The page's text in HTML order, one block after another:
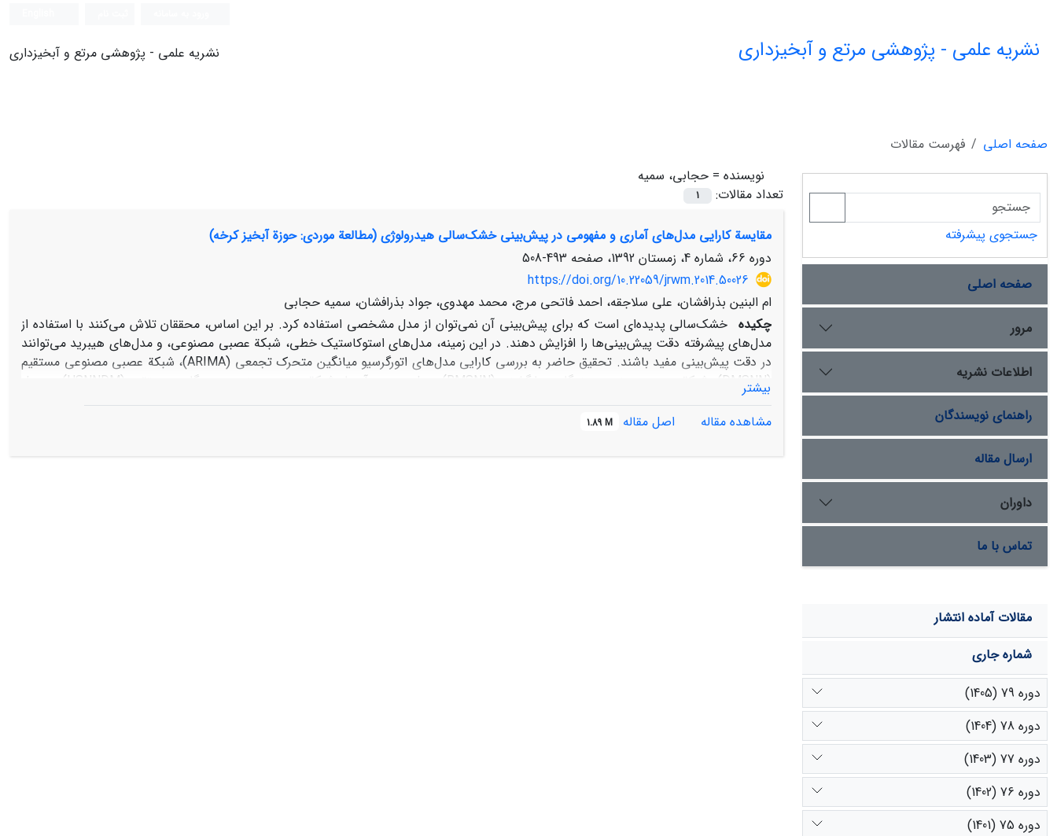
نشریه علمی - پژوهشی مرتع و آبخیزداری نشریه علمی - پژوهشی مرتع و آبخیزداری
صفحه اصلی
فهرست مقالات
نویسنده = حجابی، سمیه
تعداد مقالات:
1
مقایسة کارایی مدل‌های آماری و مفهومی در پیش‌بینی خشک‌سالی هیدرولوژی (مطالعة موردی: حوزة آبخیز کرخه)
دوره 66، شماره 4، زمستان 1392، صفحه
493-508
https://doi.org/10.22059/jrwm.2014.50026
ام البنین بذرافشان، علی سلاجقه، احمد فاتحی مرج، محمد مهدوی، جواد بذرافشان، سمیه حجابی
چکیده خشک‌سالی پدیده‌ای است که برای پیش‌بینی آن نمی‌توان از مدل مشخصی استفاده کرد. بر این اساس، محققان تلاش می‌کنند با استفاده از
مدل‌های پیشرفته دقت پیش‌بینی‌ها را افزایش دهند. در این زمینه، مدل‌های استوکاستیک خطی، شبکة عصبی مصنوعی، و مدل‌های هیبرید می‌توانند
در دقت پیش‌بینی مفید باشند. تحقیق حاضر به بررسی کارایی مدل‌های اتورگرسیو میانگین متحرک تجمعی (ARIMA)، شبکة عصبی مصنوعی مستقیم
(DMSNN)، شبکة عصبی مصنوعی چندگامی بازگشتی (RMSNN)، مدل هیبرید آریما- شبکة عصبی مصنوعی چندگامی مستقیم (HSNNDM)، و مدل
هیبرید آریما- شبکة عصبی مصنوعی چندگامی بازگشتی (HSNNRA) در پیش‌بینی خشک‌سالی هیدرولوژی در دو مقیاس زمانی ماهانه و فصلی
کارایی مدل‌ در پیش‌بینی ماهانه بهتر از مقیاس فصلی است.
بیشتر
مشاهده مقاله
اصل مقاله 1.89 M
جستجوی پیشرفته
صفحه اصلی
مرور
اطلاعات نشریه
راهنمای نویسندگان
ارسال مقاله
داوران
تماس با ما
مقالات آماده انتشار
شماره جاری
دوره 79 (1405)
دوره 78 (1404)
دوره 77 (1403)
دوره 76 (1402)
دوره 75 (1401)